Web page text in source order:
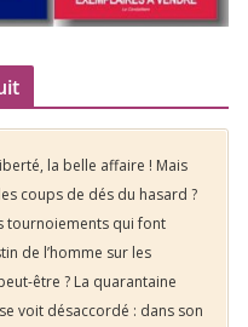
la belle affaire ! Mais
coups de dés du hasard ?
tournoiements qui font
de l’homme sur les
être ? La quarantaine
voit désaccordé : dans son